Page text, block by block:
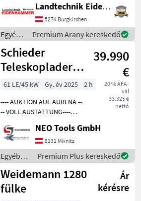
Allradantrieb -
Planetenachsen -
Differentialsperre
Zuschaltbar - hydraulische
Geräteverri
Landtechnik Eidenhammer GmbH
5274 Burgkirchen
Egyéb
mezőgazdasági
erőgépek
/
Eurotrac
Premium Arany kereskedő
Schieder
Teleskoplader
816T
AUF LAGER
39.990
€
20 % ÁFA-
val
33.325 €
nettó
61 LE/45 kW Gy. év 2025
2 h
---- AUKTION AUF AURENA --
-- VOLL AUSTATTUNG----
leistungsstark, Allrad, inkl.
Standheizung Der Schieder
816T kombiniert kompakte
Abmessung
NEO Tools GmbH
8131 Mixnitz
Egyéb
mezőgazdasági
erőgépek
/
Schieder
Premium Plus kereskedő
Weidemann 1280
fülke
Ár
kérésre